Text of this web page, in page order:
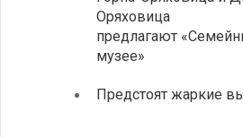
Оряховица
предлагают
музее»
Предстоят жаркие